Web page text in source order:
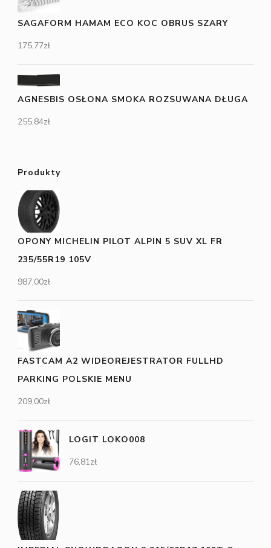
SAGAFORM HAMAM ECO KOC OBRUS SZARY
175,77zł
AGNESBIS OSŁONA SMOKA ROZSUWANA DŁUGA
255,84zł
Produkty
OPONY MICHELIN PILOT ALPIN 5 SUV XL FR
235/55R19 105V
987,00zł
FASTCAM A2 WIDEOREJESTRATOR FULLHD
PARKING POLSKIE MENU
209,00zł
LOGIT LOKO008
76,81zł